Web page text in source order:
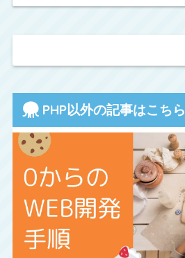
PHP以外の記事はこちら